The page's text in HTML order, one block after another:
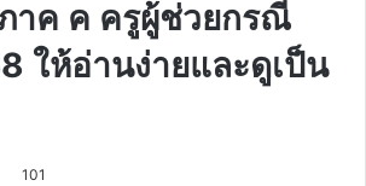
าค ค ครูผู้ช่วยกรณี
ให้อ่านง่ายและดูเป็น
101